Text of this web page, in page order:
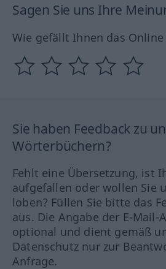
Sagen Sie uns Ihre
Wie gefällt Ihnen das
Sie haben Feedback zu
Wörterbüchern?
Fehlt eine Übersetzung, ist
aufgefallen oder wollen Sie
loben? Füllen Sie bitte das
aus. Die Angabe der E-Mail-
optional und dient gemäß
Datenschutz nur zur
Anfrage.